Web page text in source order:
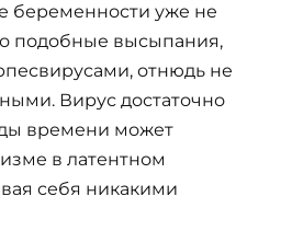
беременности уже не
подобные высыпания,
отнюдь не
Вирус достаточно
времени может
в латентном
себя никакими